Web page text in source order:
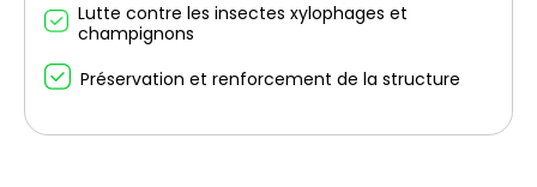
Lutte contre les insectes xylophages et
champignons
Préservation et renforcement de la structure